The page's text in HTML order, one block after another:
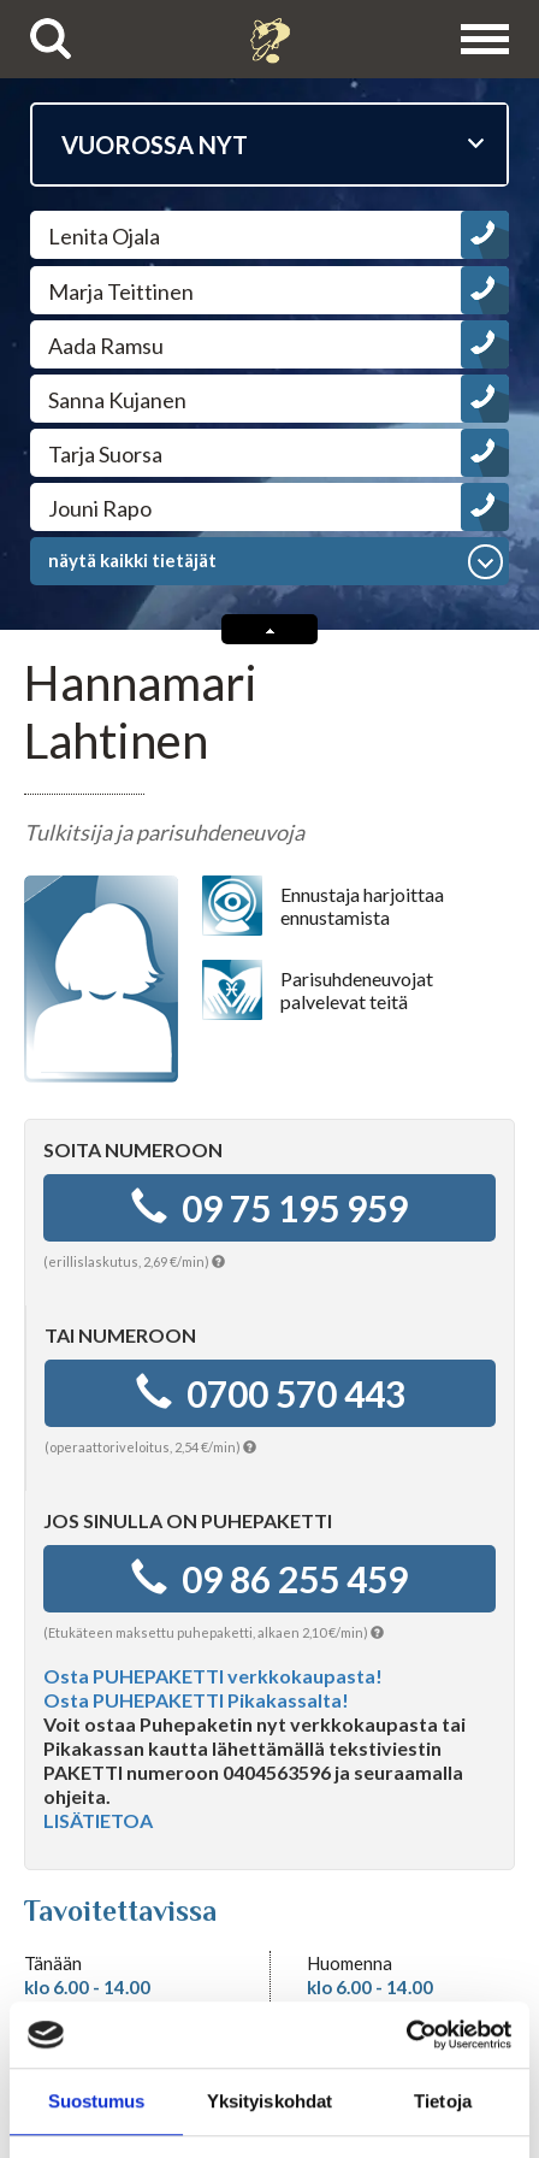
Suostumus Yksityiskohdat Tietoja
Puhelinpalvelut
Tietäjien esittelyt
Astrologit
Ennustajat
Selvänäkijät
Tarot-tulkitsijat tulkitsevat tarotkortteja
Enkelikorttitulkitsijat
Unien tulkitsijat tulkitsevat unet
Kaukoparantajat
Numerologit
Tajunnanvirta -palvelu
Tajunnanvirta Tietäjät
Tajunnanvirta puhepaketti
Horoskoopit
Horoskooppimerkit
Viikkohoroskooppi
Kuukausihoroskooppi
Vuosihoroskooppi
Elämänhoroskooppi
Rakkaushoroskooppi
Parisuhdehoroskooppi
Kiinalainen horoskooppi
Lenita Ojala
Marja Teittinen
Aada Ramsu
Sanna Kujanen
Tarja Suorsa
Jouni Rapo
näytä kaikki tietäjät
Hannamari
Lahtinen
Tulkitsija ja parisuhdeneuvoja
Ennustaja harjoittaa
ennustamista
Parisuhdeneuvojat
palvelevat teitä
SOITA NUMEROON
09 75 195 959
(erillislaskutus, 2,69 €/min)
TAI NUMEROON
0700 570 443
(operaattoriveloitus, 2,54 €/min)
JOS SINULLA ON PUHEPAKETTI
09 86 255 459
(Etukäteen maksettu puhepaketti, alkaen 2,10 €/min)
Osta PUHEPAKETTI verkkokaupasta!
Osta PUHEPAKETTI Pikakassalta!
Voit ostaa Puhepaketin nyt verkkokaupasta tai
Pikakassan kautta lähettämällä tekstiviestin
PAKETTI numeroon 0404563596 ja seuraamalla
ohjeita.
LISÄTIETOA
Tavoitettavissa
Tänään
klo 6.00 - 14.00
Huomenna
klo 6.00 - 14.00
Еrikoisosaaminen / vahvuudet
Tulkitsija